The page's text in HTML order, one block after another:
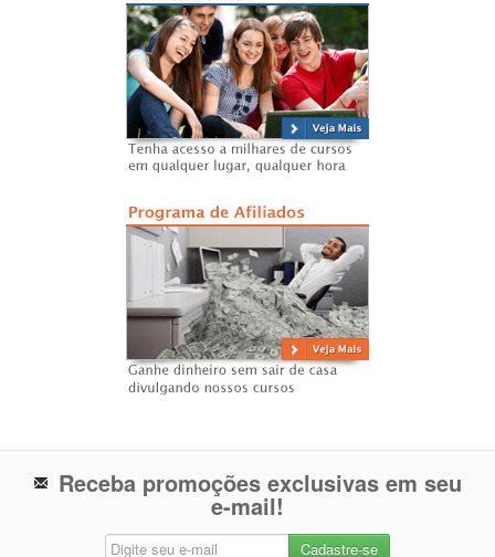
Receba promoções exclusivas em seu
e-mail!